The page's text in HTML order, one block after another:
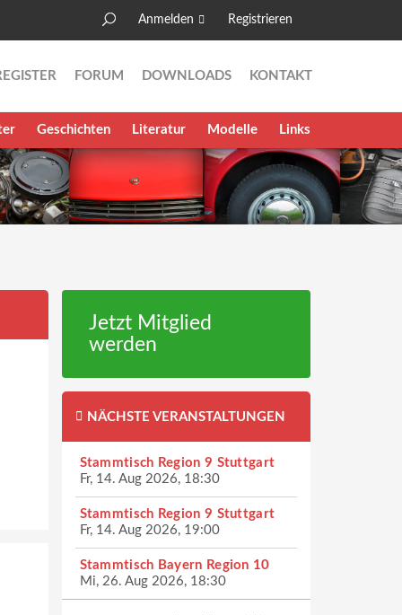
Anmelden Registrieren
Suche
Geschichten Literatur Modelle Links
FORUM DOWNLOADS KONTAKT
Jetzt Mitglied
werden
NÄCHSTE VERANSTALTUNGEN
Stammtisch Region 9 Stuttgart
Fr, 14. Aug 2026, 18:30
Stammtisch Region 9 Stuttgart
Fr, 14. Aug 2026, 19:00
Stammtisch Bayern Region 10
Mi, 26. Aug 2026, 18:30